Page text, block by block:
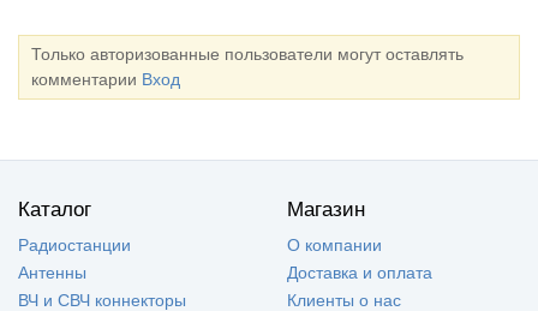
Только авторизованные пользователи могут оставлять
комментарии Вход
Каталог
Радиостанции
Антенны
ВЧ и СВЧ коннекторы
Магазин
О компании
Доставка и оплата
Клиенты о нас